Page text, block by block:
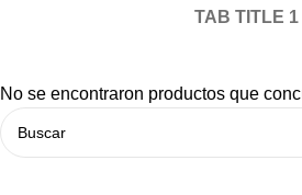
TAB TITLE 1
No se encontraron productos que